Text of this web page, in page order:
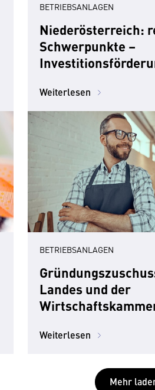
BETRIEBSANLAGEN
Niederösterreich:
Schwerpunkte –
Weiterlesen
BETRIEBSANLAGEN
Landes und der
Weiterlesen
Mehr